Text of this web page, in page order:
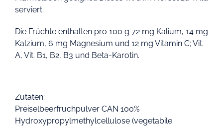
serviert.
Die Früchte enthalten pro 100 g 72 mg Kalium, 14 mg
Kalzium, 6 mg Magnesium und 12 mg Vitamin C; Vit.
A, Vit. B1, B2, B3 und Beta-Karotin.
Zutaten:
Preiselbeerfruchpulver CAN 100%
Hydroxypropylmethylcellulose (vegetabile